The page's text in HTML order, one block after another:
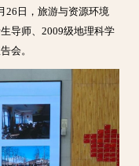
26日，旅游与资源环境
导师、2009级地理科学
会。